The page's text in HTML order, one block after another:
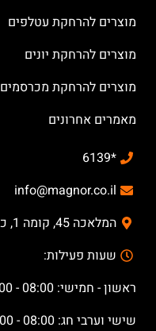
מוצרים להרחקת עטלפים
מוצרים להרחקת יונים
מוצרים להרחקת מכרסמים
מאמרים אחרונים
*6139
info@magnor.co.il
המלאכה 45, קומה 1, כניסה 2, אזו"הת פולג, נתניה
שעות פעילות:
ראשון - חמישי: 08:00 - 17:00
שישי וערבי חג: 08:00 - 14:00